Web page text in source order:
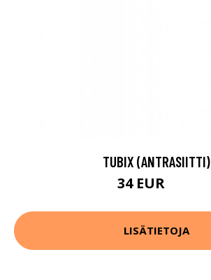
TUBIX (ANTRASIITTI)
34 EUR
LISÄTIETOJA